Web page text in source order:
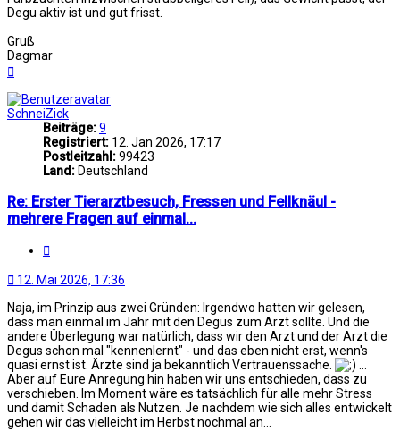
Degu aktiv ist und gut frisst.
Gruß
Dagmar
SchneiZick
Beiträge:9
Registriert: 12. Jan 2026, 17:17
Postleitzahl:99423
Land: Deutschland
Re: Erster Tierarztbesuch, Fressen und Fellknäul -
mehrere Fragen auf einmal...
12. Mai 2026, 17:36
Naja, im Prinzip aus zwei Gründen: Irgendwo hatten wir gelesen,
dass man einmal im Jahr mit den Degus zum Arzt sollte. Und die
andere Überlegung war natürlich, dass wir den Arzt und der Arzt die
Degus schon mal "kennenlernt" - und das eben nicht erst, wenn's
quasi ernst ist. Ärzte sind ja bekanntlich Vertrauenssache.
...
Aber auf Eure Anregung hin haben wir uns entschieden, dass zu
verschieben. Im Moment wäre es tatsächlich für alle mehr Stress
und damit Schaden als Nutzen. Je nachdem wie sich alles entwickelt
gehen wir das vielleicht im Herbst nochmal an...